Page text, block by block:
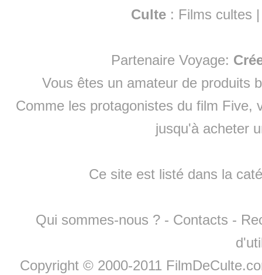
Culte : Films cultes
Partenaire Voyage:
Vous êtes un amateur de produits
Comme les protagonistes du film Five,
jusqu'à acheter
Ce site est listé dans la
Qui sommes-nous ? - Contacts -
Copyright © 2000-2011